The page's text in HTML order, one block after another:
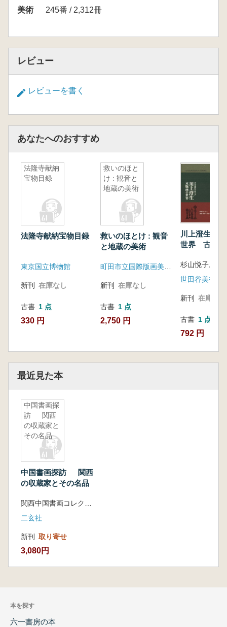
美術
245番 / 2,312冊
レビュー
レビューを書く
あなたへのおすすめ
法隆寺献納
宝物目録
法隆寺献納宝物目録
東京国立博物館
新刊 在庫なし
古書 1 点
330 円
救いのほと
け : 観音と
地蔵の美術
救いのほとけ : 観音
と地蔵の美術
新刊 在庫なし
古書 1 点
2,750 円
川上澄生 木
世界 古今東
館所蔵品に
新刊 在庫なし
古書 1 点
792 円
最近見た本
中国書画探
訪 関西
の収蔵家と
その名品
中国書画探訪 関西
の収蔵家とその名品
関西中国書画コレクション研究会 編
二玄社
新刊 取り寄せ
3,080円
本を探す
六一書房の本